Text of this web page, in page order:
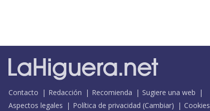
Contacto Redacción Recomienda
Sugiere una web
Aspectos legales
Política de privacidad (Cambiar)
Cookies